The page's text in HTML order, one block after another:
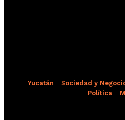
Yucatán Sociedad y
Política